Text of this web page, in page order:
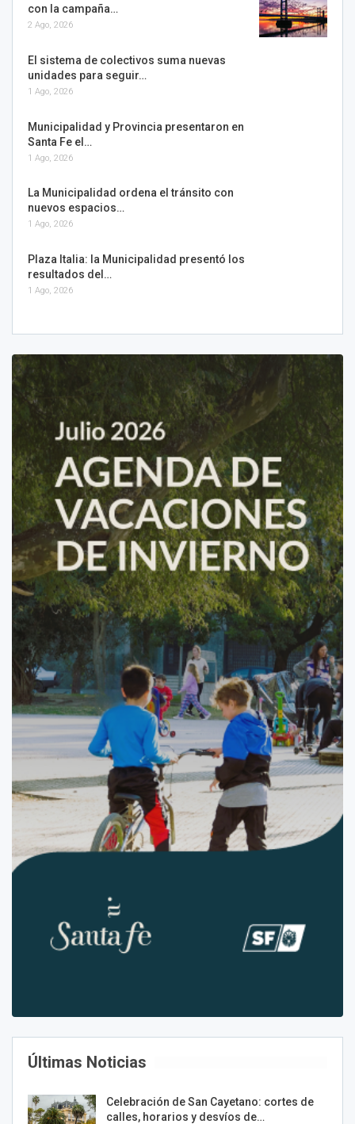
con la campaña…
2 Ago, 2026
El sistema de colectivos suma nuevas
unidades para seguir…
1 Ago, 2026
Municipalidad y Provincia presentaron en
Santa Fe el…
1 Ago, 2026
La Municipalidad ordena el tránsito con
nuevos espacios…
1 Ago, 2026
Plaza Italia: la Municipalidad presentó los
resultados del…
1 Ago, 2026
Últimas Noticias
Celebración de San Cayetano: cortes de
calles, horarios y desvíos de…